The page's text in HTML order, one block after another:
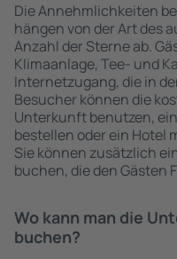
Die Annehmlichkeiten
hängen von der Art des
Anzahl der Sterne ab.
Klimaanlage, Tee- und
Internetzugang, die in
Besucher können die
Unterkunft benutzen,
bestellen oder ein Hotel
Sie können zusätzlich
buchen, die den
Wo kann man die
buchen?